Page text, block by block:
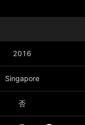
2016
Singapore
否